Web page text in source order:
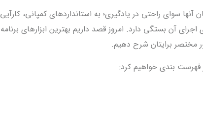
آنها سوای راحتی در یادگیری؛ به استانداردهای کمپانی، کارآیی
آن بستگی دارد. امروز قصد داریم بهترین ابزارهای برنامه
مختصر برایتان شرح دهیم.
فهرست بندی خواهیم کرد: